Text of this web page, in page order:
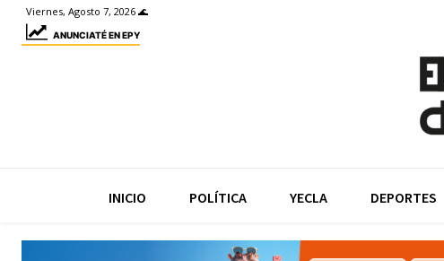
Viernes, Agosto 7, 2026 🌊
ANUNCIATÉ EN EPY
INICIO POLÍTICA YECLA DEPORTES